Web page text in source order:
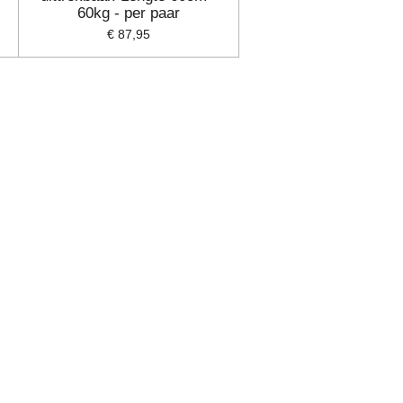
60kg - per paar
€ 87,95